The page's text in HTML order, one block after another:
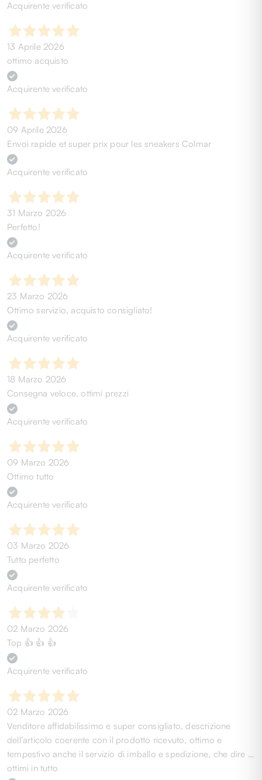
Acquirente verificato
13 Aprile 2026
ottimo acquisto
Acquirente verificato
09 Aprile 2026
Envoi rapide et super prix pour les sneakers Colmar
Acquirente verificato
31 Marzo 2026
Perfetto!
Acquirente verificato
23 Marzo 2026
Ottimo servizio, acquisto consigliato!
Acquirente verificato
18 Marzo 2026
Consegna veloce, ottimi prezzi
Acquirente verificato
09 Marzo 2026
Ottimo tutto
Acquirente verificato
03 Marzo 2026
Tutto perfetto
Acquirente verificato
02 Marzo 2026
Top 👍 👍 👍
Acquirente verificato
02 Marzo 2026
Venditore affidabilissimo e super consigliato, descrizione
dell’articolo coerente con il prodotto ricevuto, ottimo e
tempestivo anche il servizio di imballo e spedizione, che dire …
ottimi in tutto